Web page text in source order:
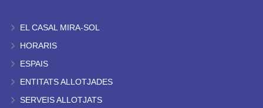
EL CASAL MIRA-SOL
HORARIS
ESPAIS
ENTITATS ALLOTJADES
SERVEIS ALLOTJATS